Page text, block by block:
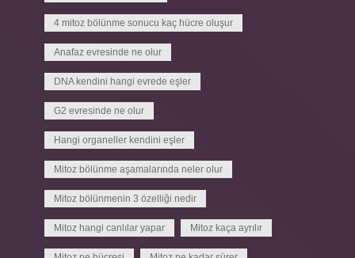
4 mitoz bölünme sonucu kaç hücre oluşur
Anafaz evresinde ne olur
DNA kendini hangi evrede eşler
G2 evresinde ne olur
Hangi organeller kendini eşler
Mitoz bölünme aşamalarında neler olur
Mitoz bölünmenin 3 özelliği nedir
Mitoz hangi canlılar yapar Mitoz kaça ayrılır